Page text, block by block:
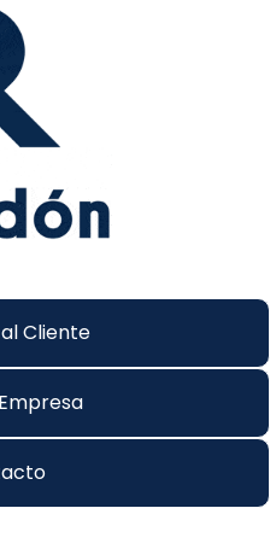
Cliente